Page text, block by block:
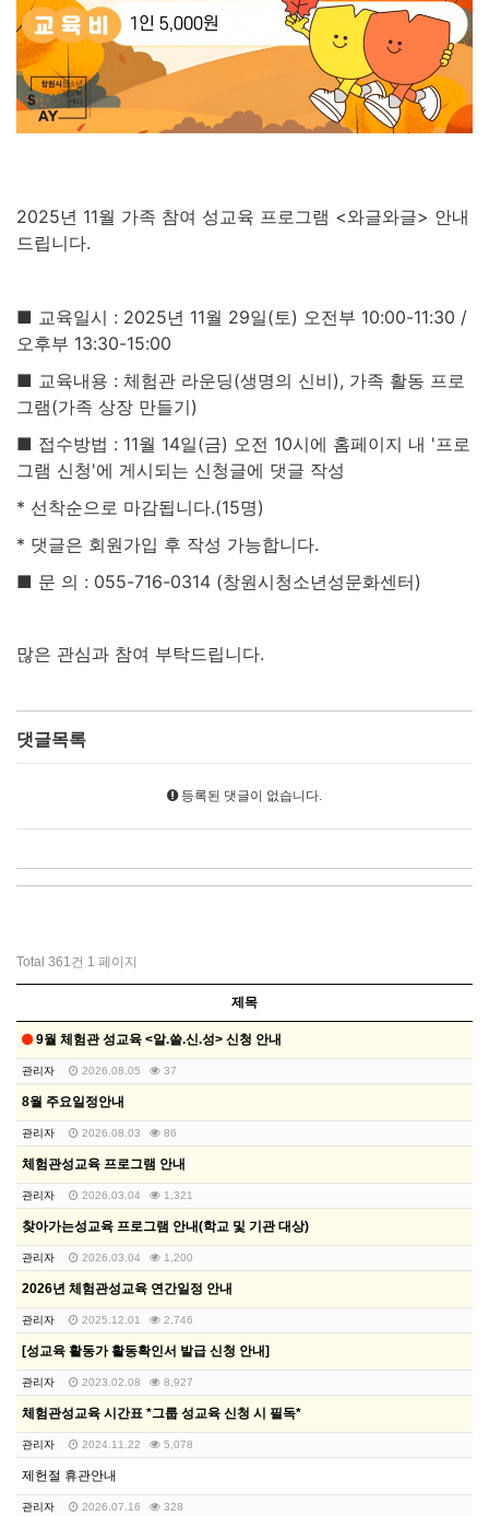
2025년 11월 가족 참여 성교육 프로그램 <와글와글> 안내
드립니다.
■ 교육일시 : 2025년 11월 29일(토) 오전부 10:00-11:30 /
오후부 13:30-15:00
■ 교육내용 : 체험관 라운딩(생명의 신비), 가족 활동 프로
그램(가족 상장 만들기)
■ 접수방법 : 11월 14일(금) 오전 10시에 홈페이지 내 '프로
그램 신청'에 게시되는 신청글에 댓글 작성
* 선착순으로 마감됩니다.(15명)
* 댓글은 회원가입 후 작성 가능합니다.
■ 문 의 : 055-716-0314 (창원시청소년성문화센터)
많은 관심과 참여 부탁드립니다.
댓글목록
등록된 댓글이 없습니다.
Total 361건 1 페이지
제목
9월 체험관 성교육 <알.쓸.신.성> 신청 안내
관리자 2026.08.05 37
8월 주요일정안내
관리자 2026.08.03 86
체험관성교육 프로그램 안내
관리자 2026.03.04 1,321
찾아가는성교육 프로그램 안내(학교 및 기관 대상)
관리자 2026.03.04 1,200
2026년 체험관성교육 연간일정 안내
관리자 2025.12.01 2,746
[성교육 활동가 활동확인서 발급 신청 안내]
관리자 2023.02.08 8,927
체험관성교육 시간표 *그룹 성교육 신청 시 필독*
관리자 2024.11.22 5,078
제헌절 휴관안내
관리자 2026.07.16 328